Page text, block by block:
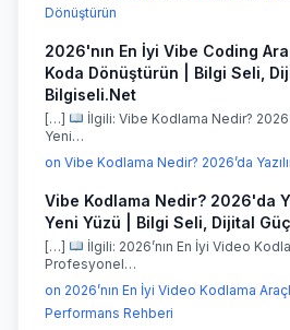
Dönüştürün
2026'nın En İyi Vibe Coding
Koda Dönüştürün | Bilgi Seli,
Bilgiseli.Net
[…]
İlgili: Vibe Kodlama Nedir?
Yeni…
on Vibe Kodlama Nedir? 2026’da
Vibe Kodlama Nedir? 2026'da
Yeni Yüzü | Bilgi Seli, Dijital
[…]
İlgili: 2026’nın En İyi Video
Profesyonel…
on 2026’nın En İyi Video Kodlama
Performans Rehberi